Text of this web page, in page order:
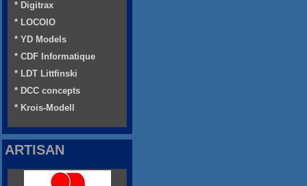
* Digitrax
* LOCOIO
* YD Models
* CDF Informatique
* LDT Littfinski
* DCC concepts
* Krois-Modell
ARTISAN